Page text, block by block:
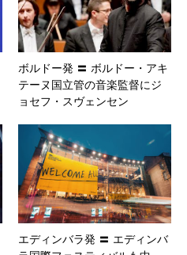
ボルドー発 〓 ボルドー・アキ
テーヌ国立管の音楽監督にジ
ョセフ・スヴェンセン
エディンバラ発 〓 エディンバ